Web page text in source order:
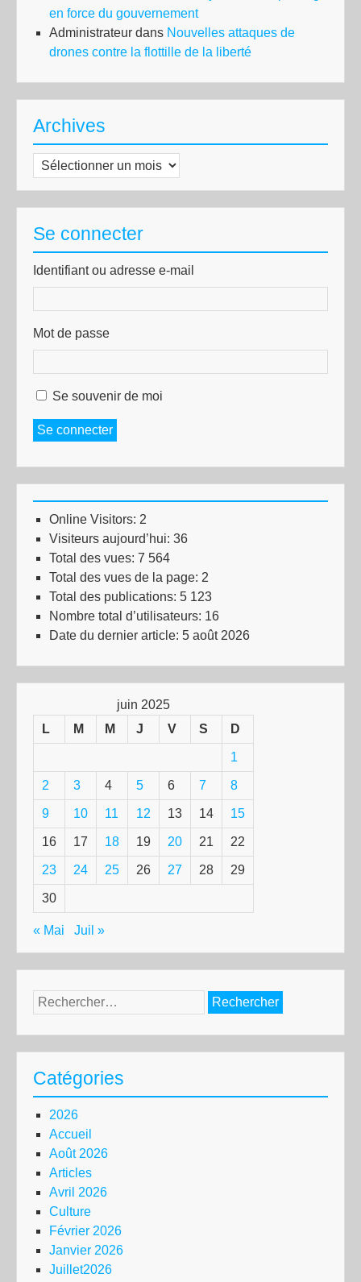
en force du gouvernement
Administrateur dans Nouvelles attaques de
drones contre la flottille de la liberté
Archives
Archives
Se connecter
Identifiant ou adresse e-mail
Mot de passe
Se souvenir de moi
Se connecter
Online Visitors: 2
Visiteurs aujourd’hui: 36
Total des vues: 7 564
Total des vues de la page: 2
Total des publications: 5 123
Nombre total d’utilisateurs: 16
Date du dernier article: 5 août 2026
juin 2025
L
M M J V S D
1
2 3 4 5 6 7 8
9 10 11 12 13 14 15
16 17 18 19 20 21 22
23 24 25 26 27 28 29
30
« Mai Juil »
Rechercher :
Catégories
2026
Accueil
Août 2026
Articles
Avril 2026
Culture
Février 2026
Janvier 2026
Juillet2026